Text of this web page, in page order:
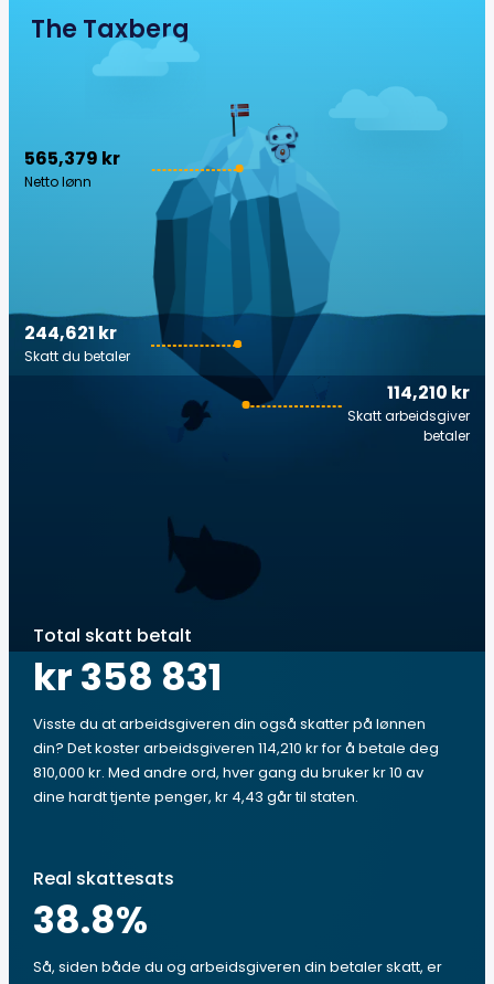
The Taxberg
565,379 kr
Netto lønn
114,210 kr
Skatt arbeidsgiver
betaler
244,621 kr
Skatt du betaler
Total skatt betalt
kr 358 831
Visste du at arbeidsgiveren din også skatter på lønnen
din? Det koster arbeidsgiveren 114,210 kr for å betale deg
810,000 kr. Med andre ord, hver gang du bruker kr 10 av
dine hardt tjente penger, kr 4,43 går til staten.
Real skattesats
38.8%
Så, siden både du og arbeidsgiveren din betaler skatt, er